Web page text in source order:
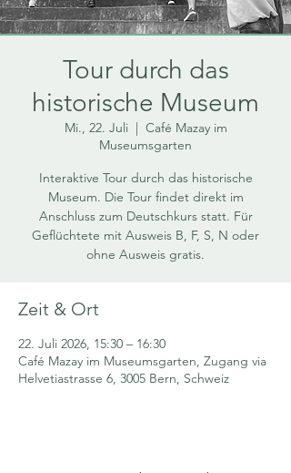
Tour durch das
historische Museum
Mi., 22. Juli
  |
Café Mazay im
Museumsgarten
Interaktive Tour durch das historische
Museum. Die Tour findet direkt im
Anschluss zum Deutschkurs statt. Für
Geflüchtete mit Ausweis B, F, S, N oder
ohne Ausweis gratis.
Zeit & Ort
22. Juli 2026, 15:30 – 16:30
Café Mazay im Museumsgarten, Zugang via
Helvetiastrasse 6, 3005 Bern, Schweiz